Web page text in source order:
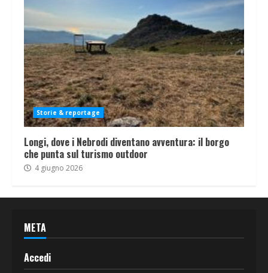
Storie & reportage
Longi, dove i Nebrodi diventano avventura: il borgo
che punta sul turismo outdoor
4 giugno 2026
META
Accedi